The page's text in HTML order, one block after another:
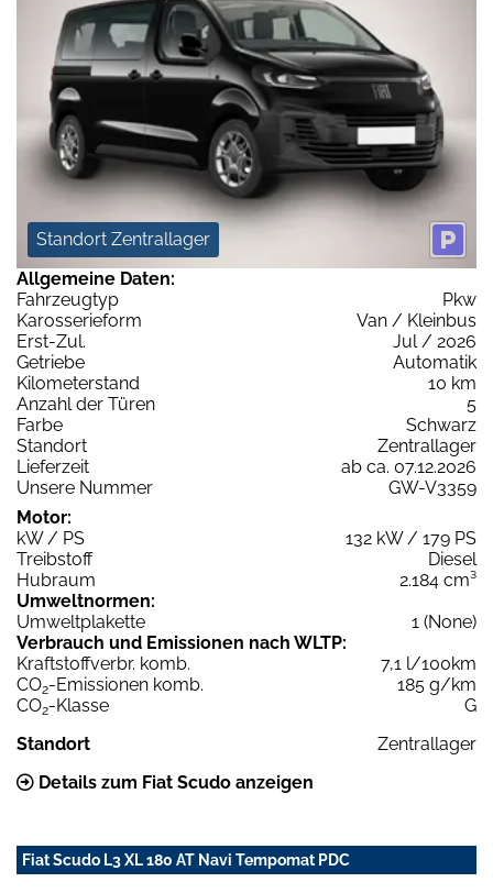
Standort Zentrallager
Allgemeine Daten:
Fahrzeugtyp
Pkw
Karosserieform
Van / Kleinbus
Erst-Zul.
Jul / 2026
Getriebe
Automatik
Kilometerstand
10 km
Anzahl der Türen
5
Farbe
Schwarz
Standort
Zentrallager
Lieferzeit
ab ca. 07.12.2026
Unsere Nummer
GW-V3359
Motor:
kW / PS
132 kW / 179 PS
Treibstoff
Diesel
Hubraum
2.184 cm³
Umweltnormen:
Umweltplakette
1 (None)
Verbrauch und Emissionen nach WLTP:
Kraftstoffverbr. komb.
7,1 l/100km
CO2-Emissionen komb.
185 g/km
CO2-Klasse
G
Standort
Zentrallager
Details zum Fiat Scudo anzeigen
Fiat Scudo L3 XL 180 AT Navi Tempomat PDC